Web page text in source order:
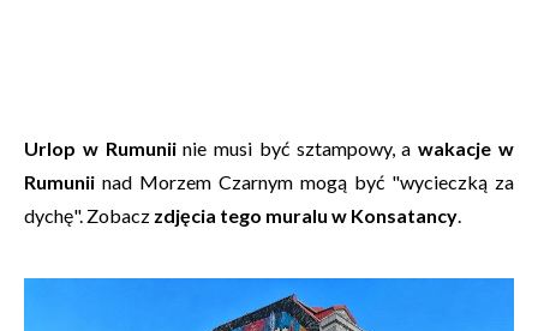
Urlop w Rumuniinie musi być sztampowy, awakacje w
Rumunii nad Morzem Czarnym mogą być "wycieczką za
dychę". Zobacz zdjęcia tego muralu w Konsatancy.